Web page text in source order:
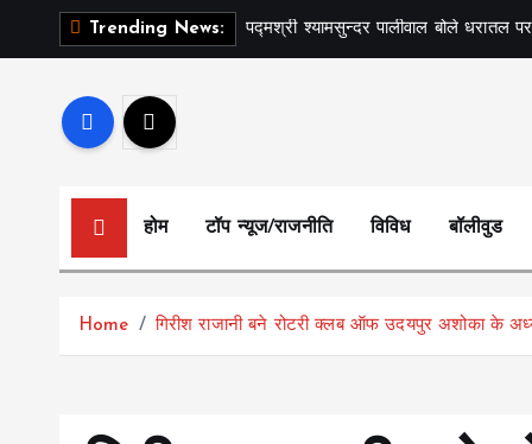
Trending News: पद्मश्री श्यामसुन्दर पालीवाल बोले धरातल
होम टॉप न्यूज/राजनीति विविध बॉलीवुड
Home गिरीश राजानी बने रोटरी क्लब ऑफ उदयपुर अशोका के